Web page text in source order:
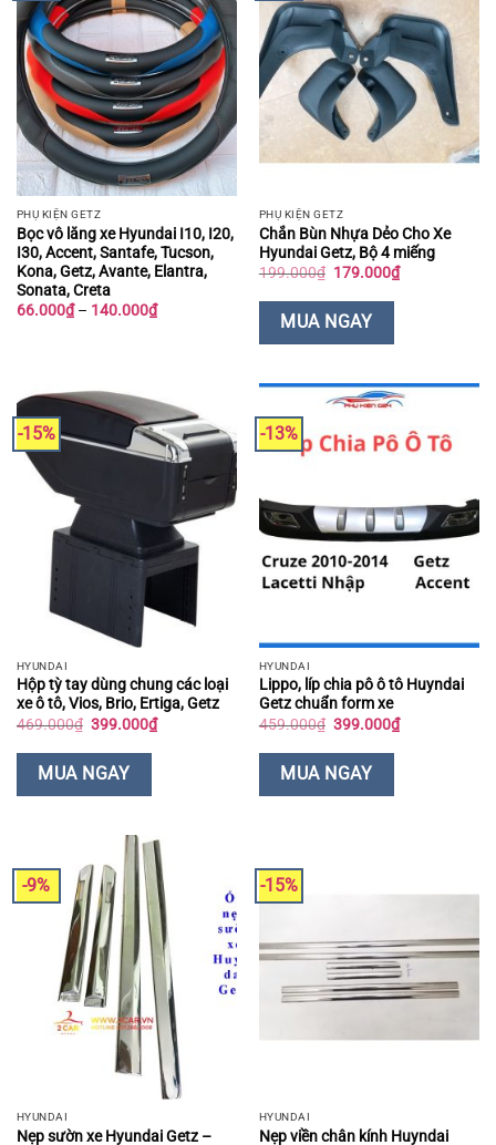
PHỤ KIỆN GETZ
Bọc vô lăng xe Hyundai I10, I20,
I30, Accent, Santafe, Tucson,
Kona, Getz, Avante, Elantra,
Sonata, Creta
66.000₫ – 140.000₫Khoảng
giá:
PHỤ KIỆN GETZ
Chắn Bùn Nhựa Dẻo Cho Xe
Hyundai Getz, Bộ 4 miếng
199.000₫ Giá
là:
199.000₫.
179.000₫Giá
hiện
MUA NGAY
-15%
HYUNDAI
Hộp tỳ tay dùng chung các loại
xe ô tô, Vios, Brio, Ertiga, Getz
469.000₫ Giá
là:
469.000₫.
399.000₫Giá
hiện
MUA NGAY
-13%
HYUNDAI
Lippo, líp chia pô ô tô Huyndai
Getz chuẩn form xe
459.000₫ Giá
là:
459.000₫.
399.000₫Giá
hiện
MUA NGAY
-9%
HYUNDAI
Nẹp sườn xe Hyundai Getz –
-15%
HYUNDAI
Nẹp viền chân kính Huyndai